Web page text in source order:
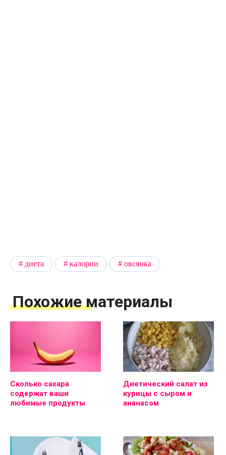
диета калории овсянка
Похожие материалы
Сколько сахара
содержат ваши
любимые продукты
Диетический салат из
курицы с сыром и
ананасом